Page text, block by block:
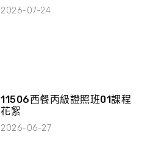
2026-07-24
11506西餐丙級證照班01課程
花絮
2026-06-27